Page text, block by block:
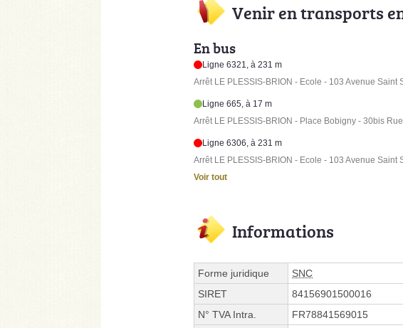
Venir en transports
En bus
Ligne 6321, à 231 m
Arrêt LE PLESSIS-BRION - Ecole - 103 Avenue Saint
Ligne 665, à 17 m
Arrêt LE PLESSIS-BRION - Place Bobigny - 30bis
Ligne 6306, à 231 m
Arrêt LE PLESSIS-BRION - Ecole - 103 Avenue Saint
Voir tout
Informations
Forme juridique
SNC
SIRET
84156901500016
N° TVA Intra.
FR78841569015